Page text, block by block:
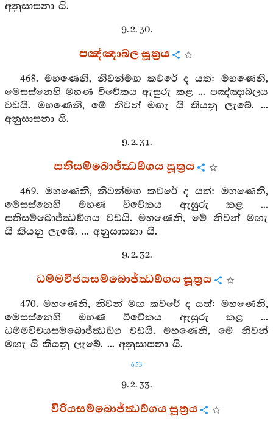
අනුසාසනා යි.
9. 2. 30.
පඤ්ඤාබල සූත්‍රය
468. මහණෙනි, නිවන්මඟ කවරේ ද යත්: මහණෙනි,
මෙසස්නෙහි මහණ විවේකය ඇසුරු කළ ... පඤ්ඤාබලය
වඩයි. මහණෙනි, මේ නිවන් මඟැ යි කියනු ලැබේ. ...
අනුසාසනා යි.
9. 2. 31.
සතිසම්බොජ්ඣඞ්ගය සූත්‍රය
469. මහණෙනි, නිවන්මඟ කවරේ ද යත්: මහණෙනි,
මෙසස්නෙහි මහණ විවේකය ඇසුරු කළ ...
සතිසම්බොජ්ඣඞ්ගය වඩයි. මහණෙනි, මේ නිවන් මඟැ
යි කියනු ලැබේ. ... අනුසාසනා යි.
9. 2. 32.
ධම්මවිජයසම්බොජ්ඣඞ්ගය සූත්‍රය
470. මහණෙනි, නිවන් මඟ කවරේ ද යත්: මහණෙනි,
මෙසස්නෙහි මහණ විවේකය ඇසුරු කළ ...
ධම්මවිචයසම්බොජ්ඣඞ්ග වඩයි. මහණෙනි, මේ නිවන්
මඟැ යි කියනු ලැබේ. ... අනුසාසනා යි.
653
9. 2. 33.
විරියසම්බොජ්ඣඞ්ගය සූත්‍රය